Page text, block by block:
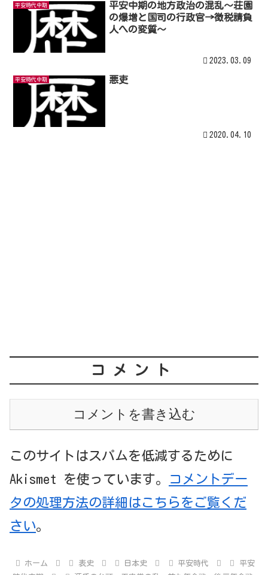
平安時代中期
平安中期の地方政治の混乱～荘園
の爆増と国司の行政官→徴税請負
人への変質～
2023.03.09
平安時代中期 悪吏
2020.04.10
コメント
コメントを書き込む
このサイトはスパムを低減するために
Akismet を使っています。
コメントデー
タの処理方法の詳細はこちらをご覧くだ
さい。
ホーム 表史 日本史 平安時代
平安